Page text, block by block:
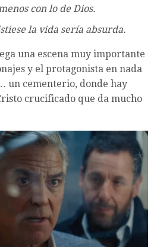
con lo de Dios.
la vida sería absurda.
una escena muy importante
y el protagonista en nada
un cementerio, donde hay
crucificado que da mucho